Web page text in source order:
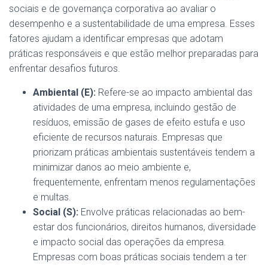
sociais e de governança corporativa ao avaliar o
desempenho e a sustentabilidade de uma empresa. Esses
fatores ajudam a identificar empresas que adotam
práticas responsáveis e que estão melhor preparadas para
enfrentar desafios futuros.
Ambiental (E): Refere-se ao impacto ambiental das
atividades de uma empresa, incluindo gestão de
resíduos, emissão de gases de efeito estufa e uso
eficiente de recursos naturais. Empresas que
priorizam práticas ambientais sustentáveis tendem a
minimizar danos ao meio ambiente e,
frequentemente, enfrentam menos regulamentações
e multas.
Social (S): Envolve práticas relacionadas ao bem-
estar dos funcionários, direitos humanos, diversidade
e impacto social das operações da empresa.
Empresas com boas práticas sociais tendem a ter